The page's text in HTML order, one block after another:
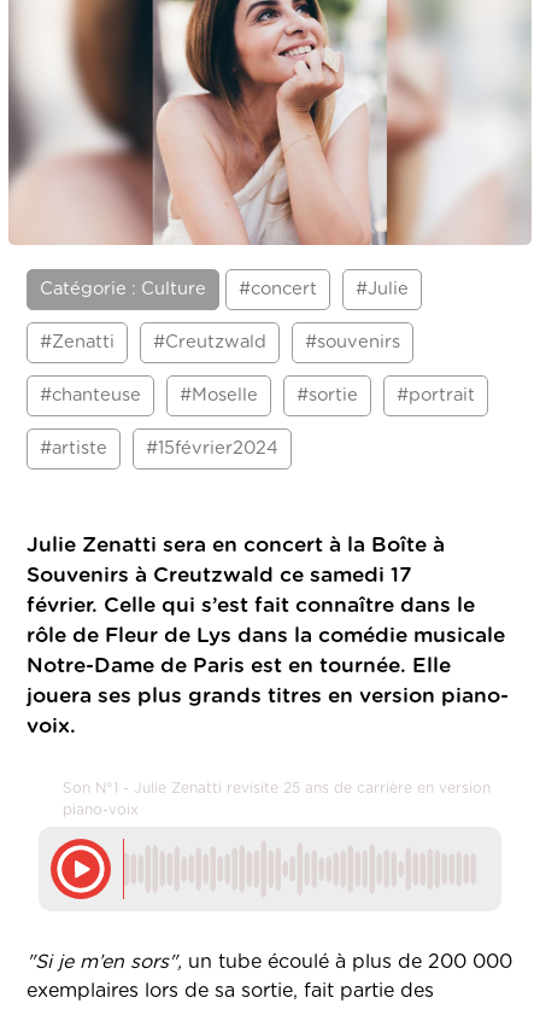
Catégorie : Culture #concert #Julie
#Zenatti #Creutzwald #souvenirs
#chanteuse #Moselle #sortie #portrait
#artiste #15février2024
Julie Zenatti sera en concert à la Boîte à
Souvenirs à Creutzwald ce samedi 17
février. Celle qui s’est fait connaître dans le
rôle de Fleur de Lys dans la comédie musicale
Notre-Dame de Paris est en tournée. Elle
jouera ses plus grands titres en version piano-
voix.
Son N°1 - Julie Zenatti revisite 25 ans de carrière en version
piano-voix
"Si je m’en sors", un tube écoulé à plus de 200 000
exemplaires lors de sa sortie, fait partie des